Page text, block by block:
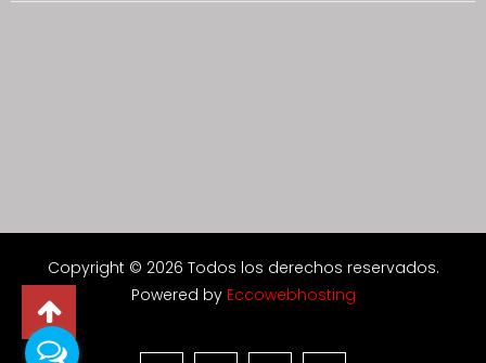
Copyright © 2026 Todos los derechos reservados.
Powered by Eccowebhosting